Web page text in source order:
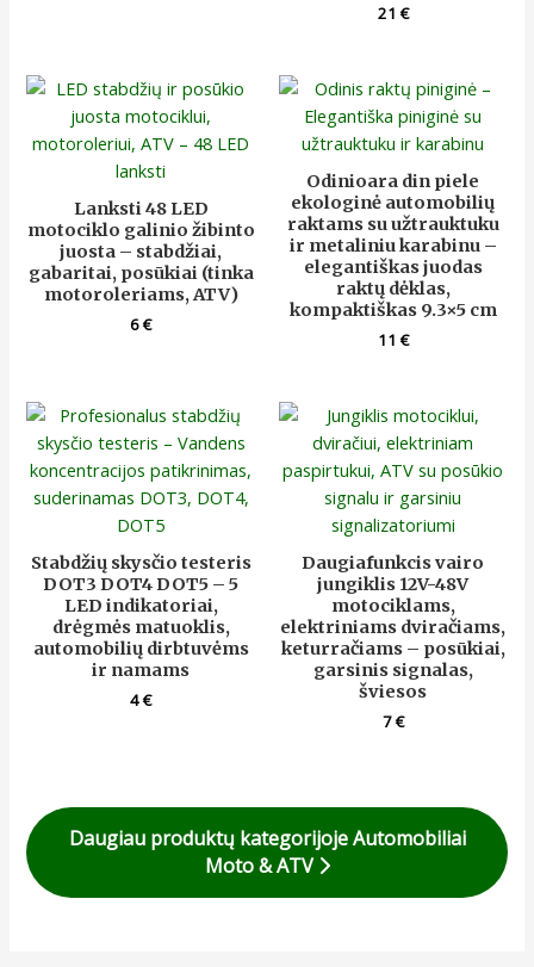
21€
Lanksti 48 LED
motociklo galinio žibinto
juosta – stabdžiai,
gabaritai, posūkiai (tinka
motoroleriams, ATV)
6€
Odinioara din piele
ekologinė automobilių
raktams su užtrauktuku
ir metaliniu karabinu –
elegantiškas juodas
raktų dėklas,
kompaktiškas 9.3×5 cm
11€
Stabdžių skysčio testeris
DOT3 DOT4 DOT5 – 5
LED indikatoriai,
drėgmės matuoklis,
automobilių dirbtuvėms
ir namams
4€
Daugiafunkcis vairo
jungiklis 12V-48V
motociklams,
elektriniams dviračiams,
keturračiams – posūkiai,
garsinis signalas,
šviesos
7€
Daugiau produktų kategorijoje Automobiliai
Moto & ATV